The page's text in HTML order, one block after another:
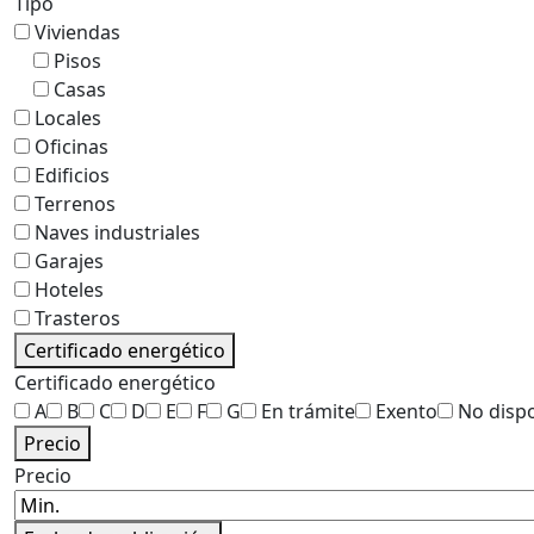
Viviendas
Pisos
Casas
Locales
Oficinas
Edificios
Terrenos
Naves industriales
Garajes
Hoteles
Trasteros
Certificado energético
Certificado energético
A
B C D E F G En trámite Exento
No
Precio
Precio